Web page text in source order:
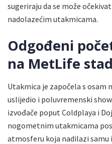
sugeriraju da se može
nadolazećim utakmicama.
Odgođeni
na MetLife
Utakmica je započela s osam
uslijedio i poluvremenski
izvođače poput Coldplaya i
nogometnim utakmicama
atmosferu koja nadilazi samu